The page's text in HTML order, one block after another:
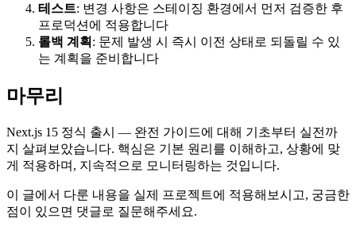
테스트: 변경 사항은 스테이징 환경에서 먼저 검증한 후
프로덕션에 적용합니다
롤백 계획 : 문제 발생 시 즉시 이전 상태로 되돌릴 수 있
는 계획을 준비합니다
마무리
Next.js 15 정식 출시 — 완전 가이드에 대해 기초부터 실전까
지 살펴보았습니다. 핵심은 기본 원리를 이해하고, 상황에 맞
게 적용하며, 지속적으로 모니터링하는 것입니다.
이 글에서 다룬 내용을 실제 프로젝트에 적용해보시고, 궁금한
점이 있으면 댓글로 질문해주세요.